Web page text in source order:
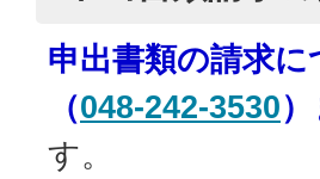
申出書類の請求
（048-242-3530
す。